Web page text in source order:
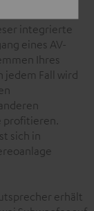
integrierte
eines AV-
Ihres
jedem Fall wird
profitieren.
sich in
erhält